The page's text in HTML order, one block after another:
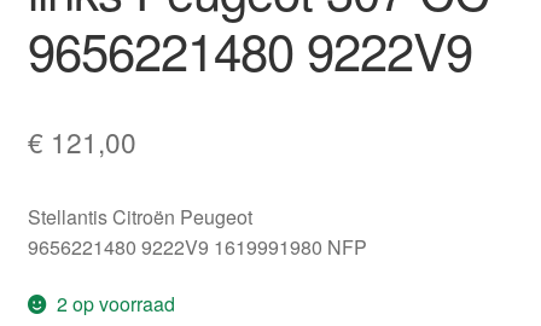
9656221480 9222V9
€ 121,00
Stellantis Citroën Peugeot
9656221480 9222V9 1619991980 NFP
2 op voorraad